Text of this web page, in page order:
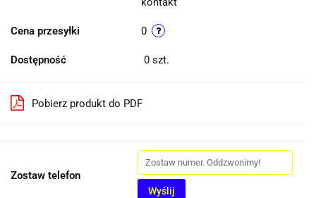
Cena przesyłki 0
Dostępność 0 szt.
Pobierz produkt do PDF
Zostaw telefon
Wyślij